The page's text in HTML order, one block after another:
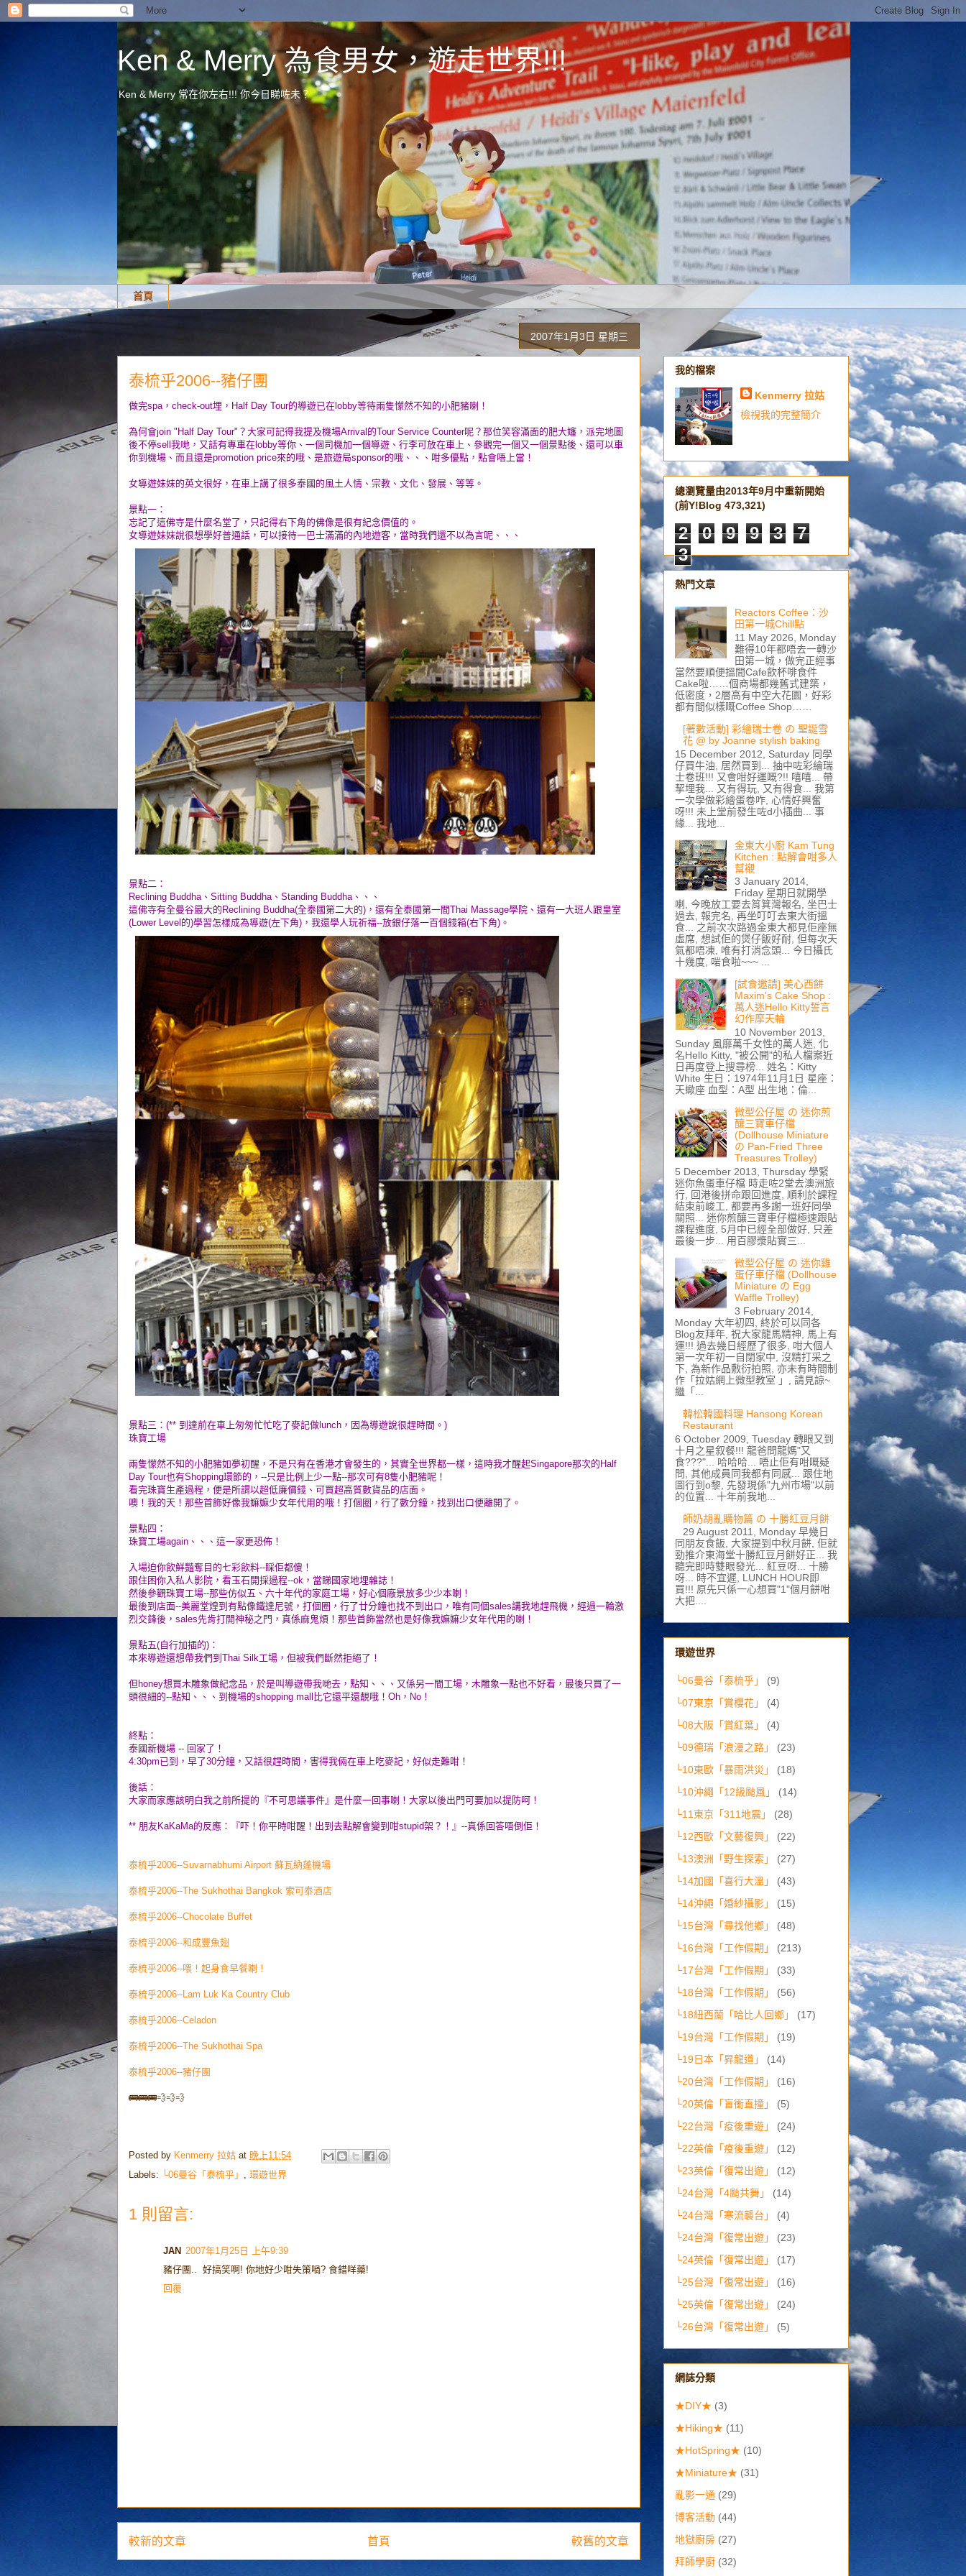
Ken & Merry 為食男女，遊走世界!!!
Ken & Merry 常在你左右!!! 你今日睇咗未？
首頁
2007年1月3日 星期三
泰梳乎2006--豬仔團
做完spa，check-out埋，Half Day Tour的導遊已在lobby等待兩隻懞然不知的小肥豬喇！
為何會join "Half Day Tour"？大家可記得我提及機場Arrival的Tour Service Counter呢？那位笑容滿面的肥大嬸，派完地圖
後不停sell我哋，又話有專車在lobby等你、一個司機加一個導遊、行李可放在車上、參觀完一個又一個景點後、還可以車
你到機場、而且還是promotion price來的哦、是旅遊局sponsor的哦、、、咁多優點，點會唔上當！
女導遊妹妹的英文很好，在車上講了很多泰國的風土人情、宗教、文化、發展、等等。
景點一：
忘記了這佛寺是什麼名堂了，只記得右下角的佛像是很有紀念價值的。
女導遊妹妹說很想學好普通話，可以接待一巴士滿滿的內地遊客，當時我們還不以為言呢、、、
景點二：
Reclining Buddha、Sitting Buddha、Standing Buddha、、、
這佛寺有全曼谷最大的Reclining Buddha(全泰國第二大的)，還有全泰國第一間Thai Massage學院、還有一大班人跟皇室
(Lower Level的)學習怎樣成為導遊(左下角)，我還學人玩祈福--放銀仔落一百個錢箱(右下角)。
景點三：(** 到達前在車上匆匆忙忙吃了麥記做lunch，因為導遊說很趕時間。)
珠寶工場
兩隻懞然不知的小肥豬如夢初醒，不是只有在香港才會發生的，其實全世界都一樣，這時我才醒起Singapore那次的Half
Day Tour也有Shopping環節的，--只是比例上少一點--那次可有8隻小肥豬呢！
看完珠寶生產過程，便是所謂以超低廉價錢、可買超高質數貨品的店面。
噢！我的天！那些首飾好像我嫲嫲少女年代用的哦！打個圈，行了數分鐘，找到出口便離開了。
景點四：
珠寶工場again、、、這一家更恐佈！
入場迫你飲鮮豔奪目的七彩飲料--睬佢都傻！
跟住困你入私人影院，看玉石開採過程--ok，當睇國家地埋雜誌！
然後參觀珠寶工場--那些仿似五、六十年代的家庭工場，好心個廠景放多少少本喇！
最後到店面--美麗堂煌到有點像鐵達尼號，打個圈，行了廿分鐘也找不到出口，唯有同個sales講我地趕飛機，經過一輪激
烈交鋒後，sales先肯打開神秘之門，真係麻鬼煩！那些首飾當然也是好像我嫲嫲少女年代用的喇！
景點五(自行加插的)：
本來導遊還想帶我們到Thai Silk工場，但被我們斷然拒絕了！
但honey想買木雕象做紀念品，於是叫導遊帶我哋去，點知、、、又係另一間工場，木雕象一點也不好看，最後只買了一
頭很細的--點知、、、到機場的shopping mall比它還平還靚哦！Oh，No！
終點：
泰國新機場 -- 回家了！
4:30pm已到，早了30分鐘，又話很趕時間，害得我倆在車上吃麥記，好似走難咁！
後話：
大家而家應該明白我之前所提的『不可思議事件』是什麼一回事喇！大家以後出門可要加以提防呵！
** 朋友KaKaMa的反應：『吓！你平時咁醒！出到去點解會變到咁stupid架？！』--真係回答唔倒佢！
泰梳乎2006--Suvarnabhumi Airport 蘇瓦納蓬機場
泰梳乎2006--The Sukhothai Bangkok 索可泰酒店
泰梳乎2006--Chocolate Buffet
泰梳乎2006--和成豐魚翅
泰梳乎2006--喂！起身食早餐喇！
泰梳乎2006--Lam Luk Ka Country Club
泰梳乎2006--Celadon
泰梳乎2006--The Sukhothai Spa
泰梳乎2006--豬仔團
🚌🚌🚌💨💨💨
Posted by Kenmerry 拉姑 at 晚上11:54
Labels: └06曼谷「泰梳乎」 環遊世界
1 則留言:
JAN 2007年1月25日 上午9:39
豬仔團.. 好搞笑啊! 你地好少咁失策喎? 食錯咩藥!
回覆
較新的文章 較舊的文章
首頁
我的檔案
Kenmerry 拉姑
檢視我的完整簡介
總瀏覽量由2013年9月中重新開始
(前Y!Blog 473,321)
2 0 9 9 3
7
3
熱門文章
Reactors Coffee：沙
田第一城Chill點
11 May 2026, Monday
難得10年都唔去一轉沙
田第一城，做完正經事
當然要順便搵間Cafe飲杯啡食件
Cake啦……個商場都幾舊式建築，
低密度，2層高有中空大花園，好彩
都有間似樣嘅Coffee Shop……
[著數活動] 彩繪瑞士卷 の 聖誕雪
花 @ by Joanne stylish baking
15 December 2012, Saturday 同學
仔買牛油, 居然買到... 抽中咗彩繪瑞
士卷班!!! 又會咁好運嘅?!! 嘻嘻... 帶
挈埋我... 又有得玩, 又有得食... 我第
一次學做彩繪蛋卷咋, 心情好興奮
呀!!! 未上堂前發生咗d小插曲... 事
緣... 我地...
金東大小廚 Kam Tung
Kitchen : 點解會咁多人
幫襯
3 January 2014,
Friday 星期日就開學
喇, 今晚放工要去筲箕灣報名, 坐巴士
過去, 報完名, 再坐叮叮去東大街搵
食... 之前次次路過金東大都見佢座無
虛席, 想試佢的煲仔飯好耐, 但每次天
氣都唔凍, 唯有打消念頭... 今日攝氏
十幾度, 啱食啦~~~ ...
[試食邀請] 美心西餅
Maxim's Cake Shop :
萬人迷Hello Kitty誓言
幻作摩天輪
10 November 2013,
Sunday 風靡萬千女性的萬人迷, 化
名Hello Kitty, "被公開"的私人檔案近
日再度登上搜尋榜... 姓名：Kitty
White 生日：1974年11月1日 星座：
天蠍座 血型：A型 出生地：倫...
微型公仔屋 の 迷你煎
釀三寶車仔檔
(Dollhouse Miniature
の Pan-Fried Three
Treasures Trolley)
5 December 2013, Thursday 學緊
迷你魚蛋車仔檔 時走咗2堂去澳洲旅
行, 回港後拼命跟回進度, 順利於課程
結束前峻工, 都要再多謝一班好同學
關照... 迷你煎釀三寶車仔檔極速跟貼
課程進度, 5月中已經全部做好, 只差
最後一步... 用百膠漿貼實三...
微型公仔屋 の 迷你雞
蛋仔車仔檔 (Dollhouse
Miniature の Egg
Waffle Trolley)
3 February 2014,
Monday 大年初四, 終於可以同各
Blog友拜年, 祝大家龍馬精神, 馬上有
運!!! 過去幾日經歷了很多, 咁大個人
第一次年初一自閉家中, 沒精打采之
下, 為新作品敷衍拍照, 亦未有時間制
作「拉姑網上微型教室 」, 請見諒~
繼「...
韓松韓國料理 Hansong Korean
Restaurant
6 October 2009, Tuesday 轉眼又到
十月之星叙餐!!! 龍爸問龍媽"又
食???"... 哈哈哈... 唔止佢有咁嘅疑
問, 其他成員同我都有同感... 跟住地
圖行到o黎, 先發現係"九州市場"以前
的位置... 十年前我地...
師奶胡亂購物篇 の 十勝紅豆月餅
29 August 2011, Monday 早幾日
同朋友食飯, 大家提到中秋月餅, 佢就
勁推介東海堂十勝紅豆月餅好正... 我
聽完即時雙眼發光... 紅豆呀... 十勝
呀... 時不宜遲, LUNCH HOUR即
買!!! 原先只係一心想買"1"個月餅咁
大把....
環遊世界
└06曼谷「泰梳乎」
(9)
└07東京「賞櫻花」
(4)
└08大阪「賞紅葉」
(4)
└09德瑞「浪漫之路」
(23)
└10東歐「暴雨洪災」
(18)
└10沖繩「12級颱風」
(14)
└11東京「311地震」
(28)
└12西歐「文藝復興」
(22)
└13澳洲「野生探索」
(27)
└14加國「喜行大溫」
(43)
└14沖繩「婚紗攝影」
(15)
└15台灣「尋找他鄉」
(48)
└16台灣「工作假期」
(213)
└17台灣「工作假期」
(33)
└18台灣「工作假期」
(56)
└18紐西蘭「哈比人回鄉」
(17)
└19台灣「工作假期」
(19)
└19日本「昇龍道」
(14)
└20台灣「工作假期」
(16)
└20英倫「盲衝直撞」
(5)
└22台灣「疫後重遊」
(24)
└22英倫「疫後重遊」
(12)
└23英倫「復常出遊」
(12)
└24台灣「4颱共舞」
(14)
└24台灣「寒流襲台」
(4)
└24台灣「復常出遊」
(23)
└24英倫「復常出遊」
(17)
└25台灣「復常出遊」
(16)
└25英倫「復常出遊」
(24)
└26台灣「復常出遊」
(5)
網誌分類
★DIY★ (3)
★Hiking★ (11)
★HotSpring★ (10)
★Miniature★ (31)
亂影一通 (29)
博客活動 (44)
地獄廚房 (27)
拜師學廚 (32)